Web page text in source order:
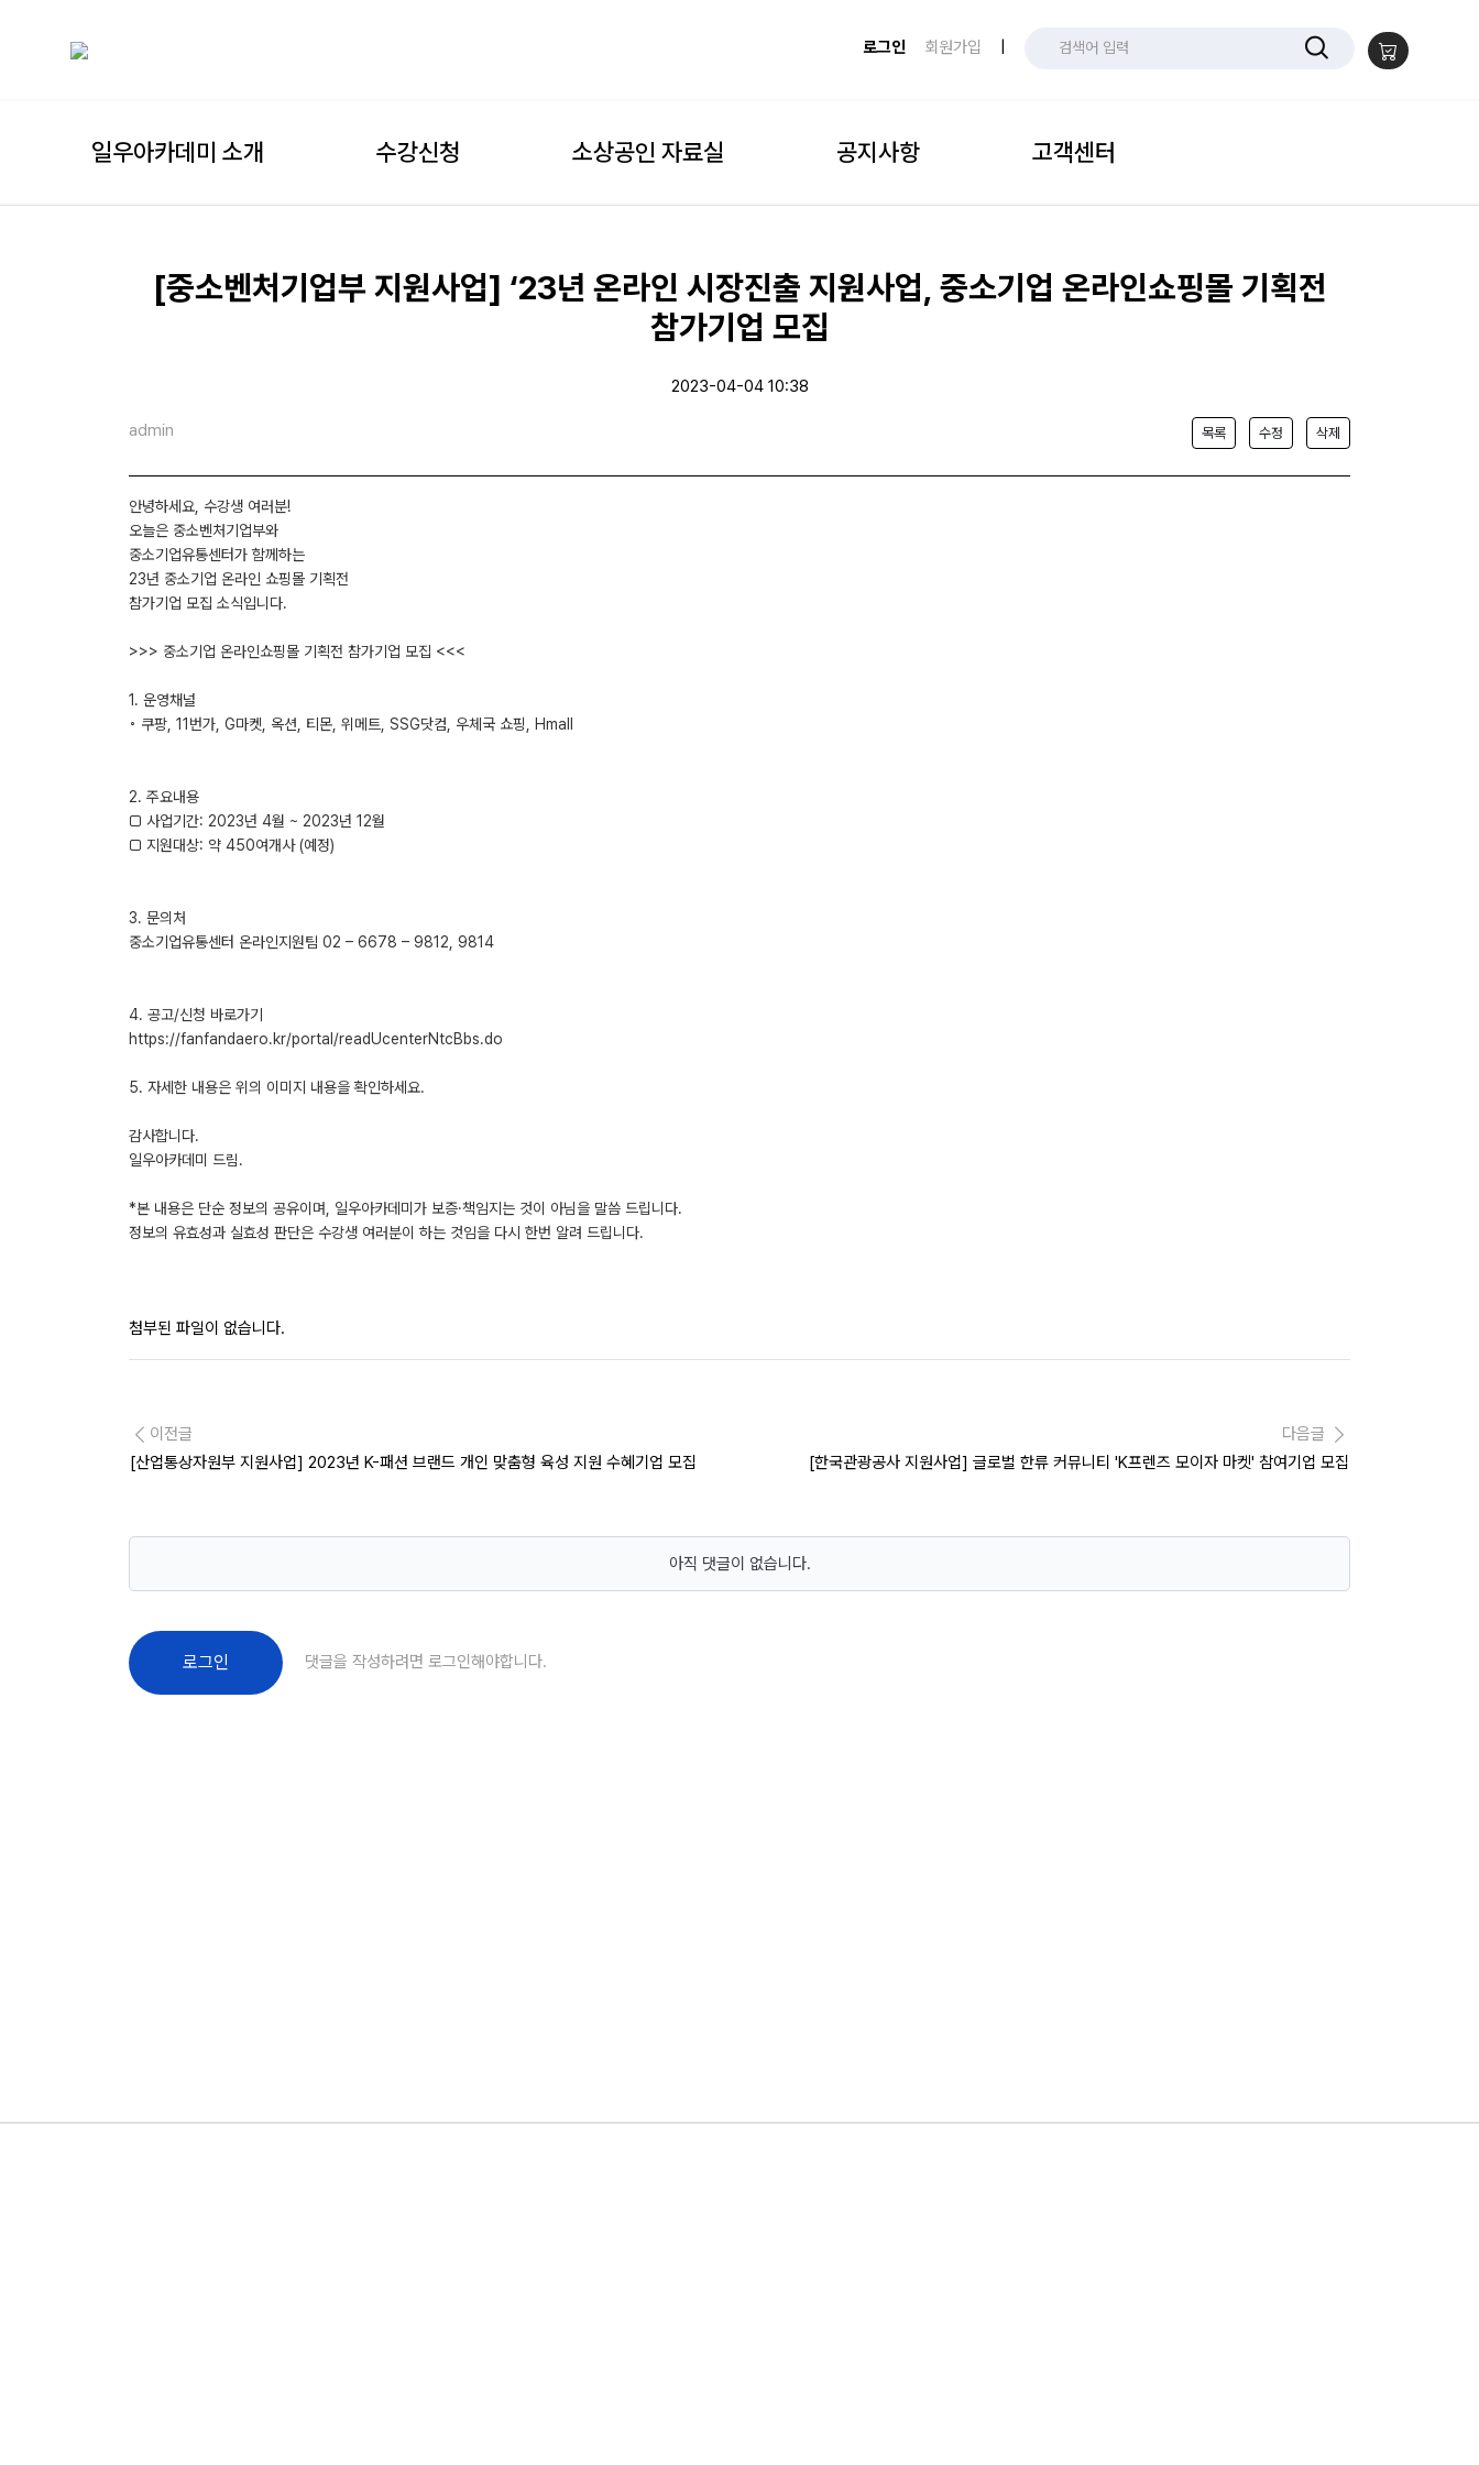
로그인 회원가입
일우아카데미 소개 수강신청 소상공인 자료실 공지사항 고객센터
[중소벤처기업부 지원사업] ‘23년 온라인 시장진출 지원사업, 중소기업 온라인쇼핑몰 기획전
참가기업 모집
2023-04-04 10:38
admin 목록 수정 삭제
안녕하세요, 수강생 여러분!
오늘은 중소벤처기업부와
중소기업유통센터가 함께하는
23년 중소기업 온라인 쇼핑몰 기획전
참가기업 모집 소식입니다.
>>> 중소기업 온라인쇼핑몰 기획전 참가기업 모집 <<<
1. 운영채널
◦ 쿠팡, 11번가, G마켓, 옥션, 티몬, 위메트, SSG닷컴, 우체국 쇼핑, Hmall
2. 주요내용
□ 사업기간: 2023년 4월 ~ 2023년 12월
□ 지원대상: 약 450여개사 (예정)
3. 문의처
중소기업유통센터 온라인지원팀 02 – 6678 – 9812, 9814
4. 공고/신청 바로가기
https://fanfandaero.kr/portal/readUcenterNtcBbs.do
5. 자세한 내용은 위의 이미지 내용을 확인하세요.
감사합니다.
일우아카데미 드림.
*본 내용은 단순 정보의 공유이며, 일우아카데미가 보증·책임지는 것이 아님을 말씀 드립니다.
정보의 유효성과 실효성 판단은 수강생 여러분이 하는 것임을 다시 한번 알려 드립니다.
첨부된 파일이 없습니다.
이전글
[산업통상자원부 지원사업] 2023년 K-패션 브랜드 개인 맞춤형 육성 지원 수혜기업 모집
다음글
[한국관광공사 지원사업] 글로벌 한류 커뮤니티 'K프렌즈 모이자 마켓' 참여기업 모집
아직 댓글이 없습니다.
로그인 댓글을 작성하려면 로그인해야합니다.